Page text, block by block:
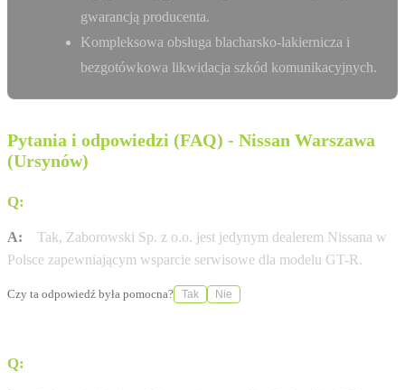
gwarancją producenta.
Kompleksowa obsługa blacharsko-lakiernicza i
bezgotówkowa likwidacja szkód komunikacyjnych.
Pytania i odpowiedzi (FAQ) - Nissan Warszawa
(Ursynów)
Q:
A:
Tak, Zaborowski Sp. z o.o. jest jedynym dealerem Nissana w
Polsce zapewniającym wsparcie serwisowe dla modelu GT-R.
Czy ta odpowiedź była pomocna? Tak Nie
Q: